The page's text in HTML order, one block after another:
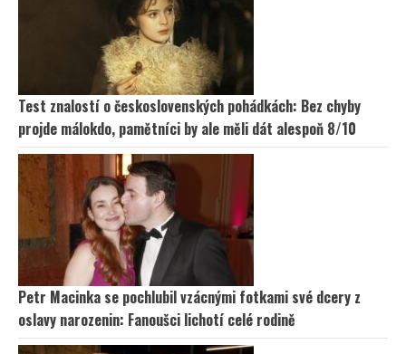
Test znalostí o československých pohádkách: Bez chyby
projde málokdo, pamětníci by ale měli dát alespoň 8/10
Petr Macinka se pochlubil vzácnými fotkami své dcery z
oslavy narozenin: Fanoušci lichotí celé rodině